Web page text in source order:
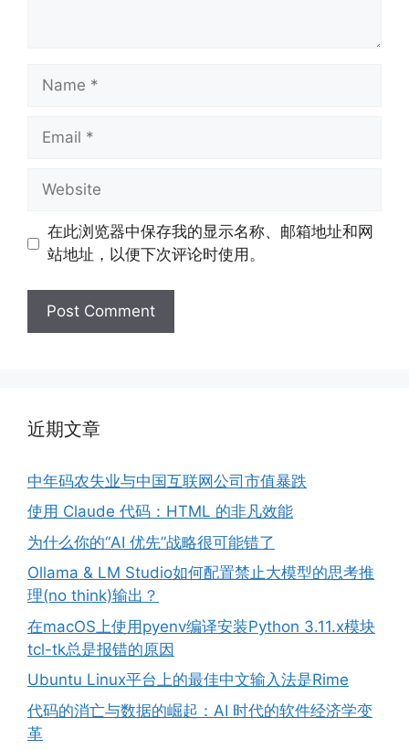
Name
Email
Website
在此浏览器中保存我的显示名称、邮箱地址和网
站地址，以便下次评论时使用。
近期文章
中年码农失业与中国互联网公司市值暴跌
使用 Claude 代码：HTML 的非凡效能
为什么你的“AI 优先”战略很可能错了
Ollama & LM Studio如何配置禁止大模型的思考推
理(no think)输出？
在macOS上使用pyenv编译安装Python 3.11.x模块
tcl-tk总是报错的原因
Ubuntu Linux平台上的最佳中文输入法是Rime
代码的消亡与数据的崛起：AI 时代的软件经济学变
革